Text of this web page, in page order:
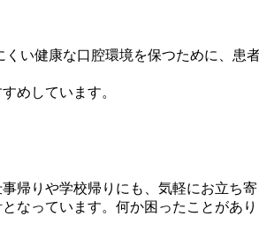
い健康な口腔環境を保つために、患
めしています。
帰りや学校帰りにも、気軽にお立ち寄
なっています。何か困ったことがあ